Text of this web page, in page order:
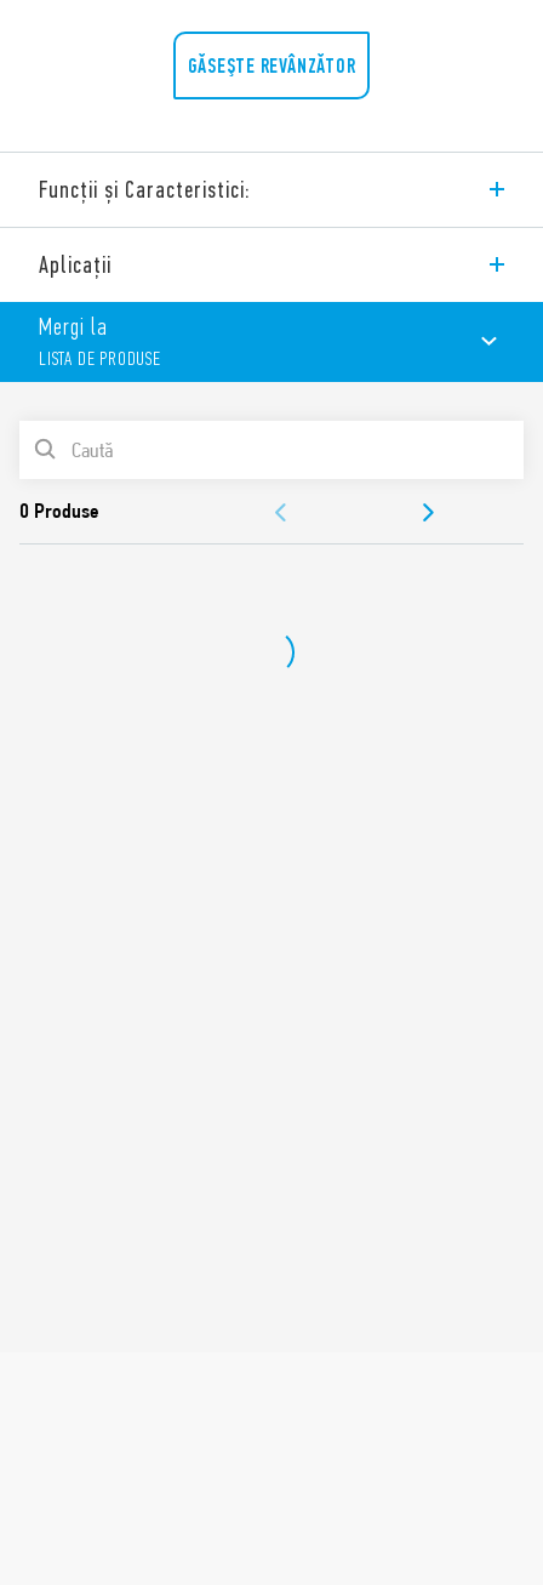
GĂSEŞTE REVÂNZĂTOR
Funcții și Caracteristici:
Funcții și Caracteristici:
Material de contact: AgNi
Deschiderea contactelor ND și NÎ ≥ 3 mm, întrerupere
dublă
Bobină de C.A./C.C. silenţioasă (cu varistor de protecţie)
Separare de protecţie (izolaţie întărită) între bobină şi
Aplicații
Mergi la
LISTA DE PRODUSE
LISTA DE PRODUSE
APROBĂRI